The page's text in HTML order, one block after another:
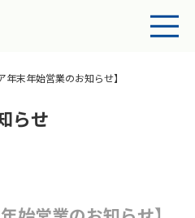
年末年始営業のお知らせ】
らせ